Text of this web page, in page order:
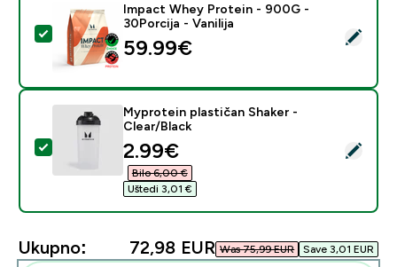
Odaberi ovaj proizvod - Impact Whey Protein - 900G
Impact Whey Protein - 900G -
30Porcija - Vanilija
59.99€‎
Odaberi ovaj proizvod - Myprotein plastičan Shaker -
Myprotein plastičan Shaker -
Clear/Black
discounted price
2.99€‎
Bilo 6,00 €‎
Uštedi 3,01 €‎
Ukupno: 72,98 EUR‎ Was 75,99 EUR‎ Save 3,01 EUR‎